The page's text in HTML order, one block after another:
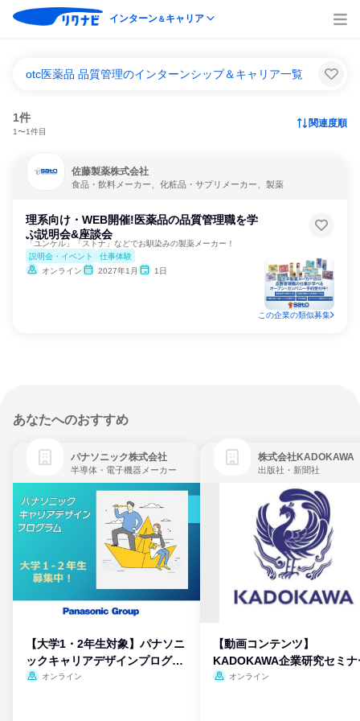
インターン＆キャリア
otc医薬品 品質管理のインターンシップ＆キャリア一覧
1件
1〜1件目
関連度順
佐藤製薬株式会社
食品・飲料メーカー、化粧品・サプリメーカー、製薬
理系向け・WEB開催!医薬品の品質管理職を学
ぶ説明会&座談会
「ユンケル」「ストナ」などでお馴染みの製薬メーカー！
説明会・イベント
仕事体験
オンライン
2027年1月 1日
この企業の類似募集
あなたへのおすすめ
パナソニック株式会社
半導体・電子機器メーカー
【大学1・2年生対象】パナソニ
ックキャリアデザインプログラ
ム
オンライン
株式会社KADOKAWA
出版社・新聞社
【動画コンテンツ】
KADOKAWA企業研究セミナ
オンライン